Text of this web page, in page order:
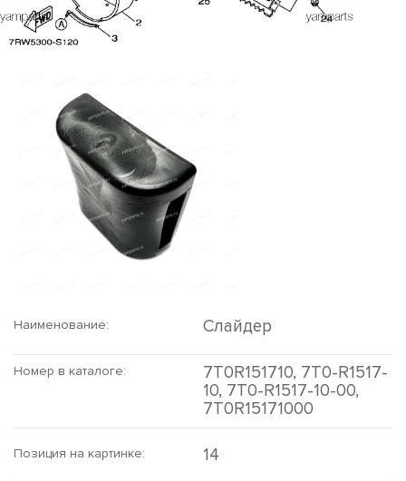
Наименование: Слайдер
Номер в каталоге:
7T0R151710, 7T0-R1517-
10, 7T0-R1517-10-00,
7T0R15171000
Позиция на картинке: 14